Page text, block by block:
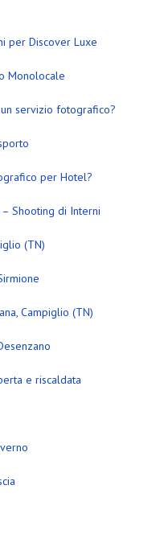
per Discover Luxe
Monolocale
servizio fotografico?
per Hotel?
Shooting di Interni
(TN)
Campiglio (TN)
e riscaldata